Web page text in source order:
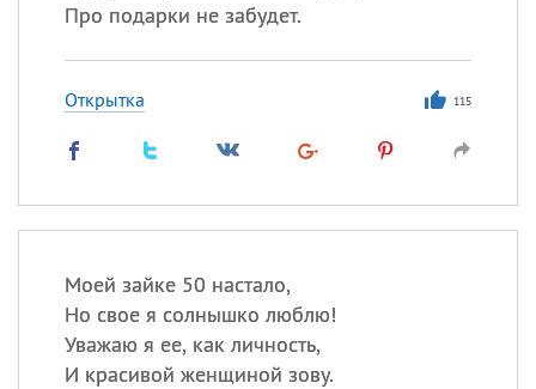
Про подарки не забудет.
Открытка 115
Моей зайке 50 настало,
Но свое я солнышко люблю!
Уважаю я ее, как личность,
И красивой женщиной зову.